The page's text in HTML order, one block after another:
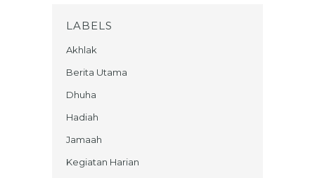
LABELS
Akhlak
Berita Utama
Dhuha
Hadiah
Jamaah
Kegiatan Harian